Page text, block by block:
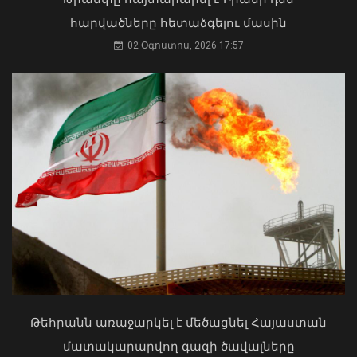
06 Օգոստոս, 2026 22:33
Վթար Լոռու մարզում․ փրկարարները
վարորդին դուրս են բերել
արգելափակումից
Մկրտության արարողությունից հետո
Արտաշատում 14 մարդ թունավորման
ախտանիշներով դիմել է ԲԿ. ՀՎԿԱԿ
02 Օգոստոս, 2026 15:06
հարվածները հետաձգելու մասին
02 Օգոստոս, 2026 17:57
Թեհրանն առաջարկել է մեծացնել Հայաստան
մատակարարվող գազի ծավալները